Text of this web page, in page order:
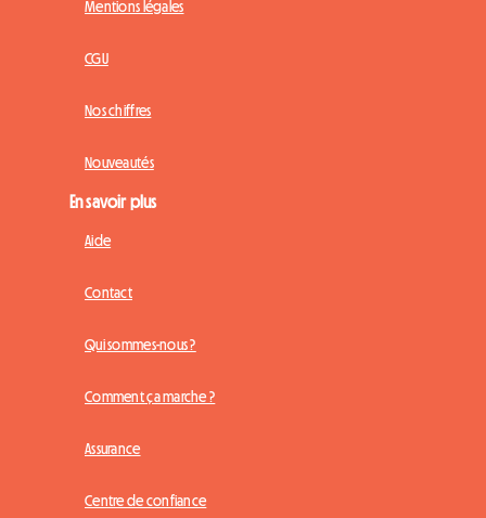
Mentions légales
CGU
Nos chiffres
Nouveautés
En savoir plus
Aide
Contact
Qui sommes-nous ?
Comment ça marche ?
Assurance
Centre de confiance